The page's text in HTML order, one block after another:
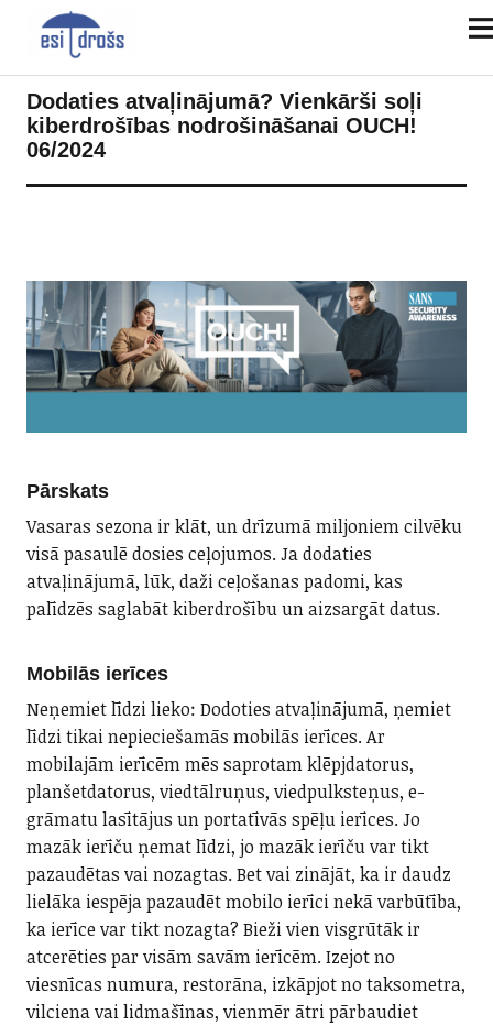
Dodaties atvaļinājumā? Vienkārši soļi
kiberdrošības nodrošināšanai OUCH!
06/2024
Pārskats
Vasaras sezona ir klāt, un drīzumā miljoniem cilvēku
visā pasaulē dosies ceļojumos. Ja dodaties
atvaļinājumā, lūk, daži ceļošanas padomi, kas
palīdzēs saglabāt kiberdrošību un aizsargāt datus.
Mobilās ierīces
Neņemiet līdzi lieko: Dodoties atvaļinājumā, ņemiet
līdzi tikai nepieciešamās mobilās ierīces. Ar
mobilajām ierīcēm mēs saprotam klēpjdatorus,
planšetdatorus, viedtālruņus, viedpulksteņus, e-
grāmatu lasītājus un portatīvās spēļu ierīces. Jo
mazāk ierīču ņemat līdzi, jo mazāk ierīču var tikt
pazaudētas vai nozagtas. Bet vai zinājāt, ka ir daudz
lielāka iespēja pazaudēt mobilo ierīci nekā varbūtība,
ka ierīce var tikt nozagta? Bieži vien visgrūtāk ir
atcerēties par visām savām ierīcēm. Izejot no
viesnīcas numura, restorāna, izkāpjot no taksometra,
vilciena vai lidmašīnas, vienmēr ātri pārbaudiet